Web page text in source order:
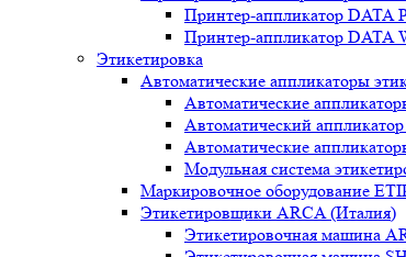
Принтер-аппликатор DATA
Принтер-аппликатор DATA
Этикетировка
Автоматические аппликаторы
Автоматические
Автоматический
Автоматические
Модульная система
Маркировочное оборудование
Этикетировщики ARCA (Италия)
Этикетировочная машина